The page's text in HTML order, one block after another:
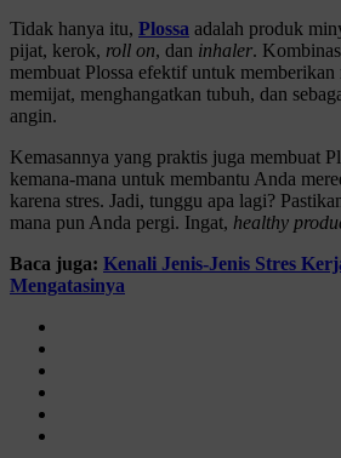
Tidak hanya itu, Plossa adalah produk
pijat, kerok, roll on, dan inhaler.
membuat Plossa efektif untuk memberikan
memijat, menghangatkan tubuh, dan
angin.
Kemasannya yang praktis juga membuat
kemana-mana untuk membantu Anda
karena stres. Jadi, tunggu apa lagi?
mana pun Anda pergi. Ingat, healthy
Baca juga: Kenali Jenis-Jenis Stres
Mengatasinya